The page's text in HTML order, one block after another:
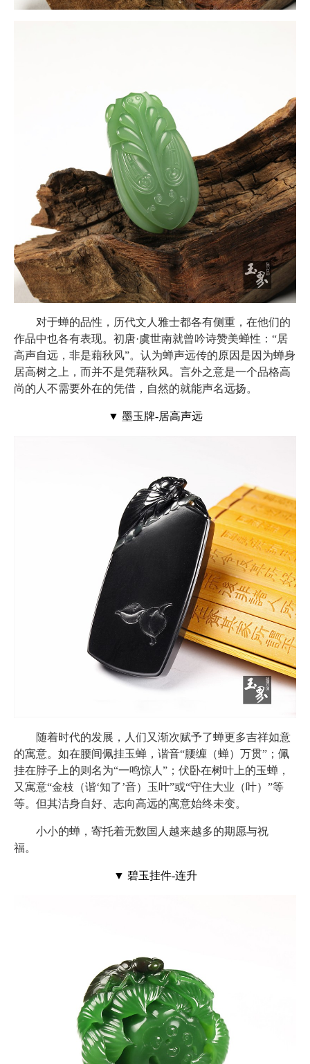
对于蝉的品性，历代文人雅士都各有侧重，在他们的
作品中也各有表现。初唐·虞世南就曾吟诗赞美蝉性：“居
高声自远，非是藉秋风”。认为蝉声远传的原因是因为蝉身
居高树之上，而并不是凭藉秋风。言外之意是一个品格高
尚的人不需要外在的凭借，自然的就能声名远扬。
▼ 墨玉牌-居高声远
随着时代的发展，人们又渐次赋予了蝉更多吉祥如意
的寓意。如在腰间佩挂玉蝉，谐音“腰缠（蝉）万贯”；佩
挂在脖子上的则名为“一鸣惊人”；伏卧在树叶上的玉蝉，
又寓意“金枝（谐‘知了’音）玉叶”或“守住大业（叶）”等
等。但其洁身自好、志向高远的寓意始终未变。
小小的蝉，寄托着无数国人 越来越多的期愿与祝
福。
▼ 碧玉挂件-连升